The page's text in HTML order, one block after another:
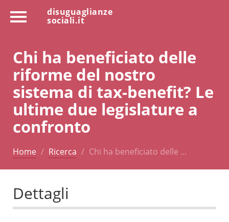
disuguaglianze
sociali.it
Chi ha beneficiato delle
riforme del nostro
sistema di tax-benefit? Le
ultime due legislature a
confronto
Home Ricerca Chi ha beneficiato delle …
Dettagli